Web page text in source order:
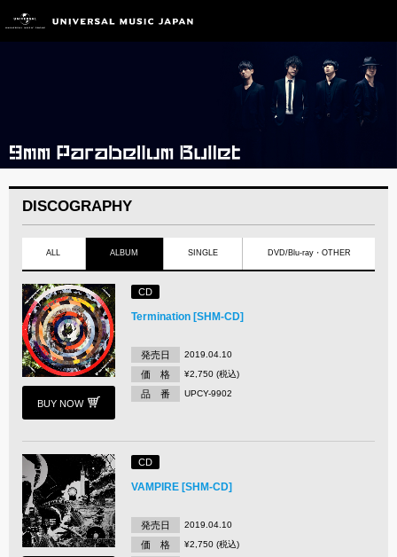
DISCOGRAPHY
ALL ALBUM SINGLE DVD/Blu-ray・OTHER
BUY NOW
CD
Termination [SHM-CD]
発売日 2019.04.10
価 格 ¥2,750 (税込)
品 番 UPCY-9902
CD
VAMPIRE [SHM-CD]
発売日 2019.04.10
価 格 ¥2,750 (税込)